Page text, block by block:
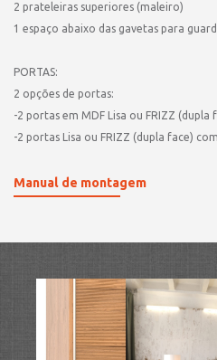
2 prateleiras superiores (maleiro)
1 espaço abaixo das gavetas para
PORTAS:
2 opções de portas:
-2 portas em MDF Lisa ou FRIZZ (dupla
-2 portas Lisa ou FRIZZ (dupla face)
Manual de montagem